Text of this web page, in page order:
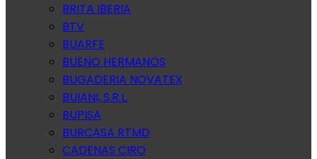
BRITA IBERIA
BTV
BUARFE
BUENO HERMANOS
BUGADERIA NOVATEX
BUIANI, S.R.L.
BUPISA
BURCASA RTMD
CADENAS CIRO